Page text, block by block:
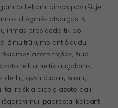
paliekami dirvos paviršiuje.
drėgmės atsargos iš
irimas prasideda tik po
žinių trūkumo ant šiaudų
azoto trąšos, šiuo
reikia ne tik augalams,
derlių, gyvų augalų šaknų
tai reiškia didelę azoto dalį
paprastai kalbant